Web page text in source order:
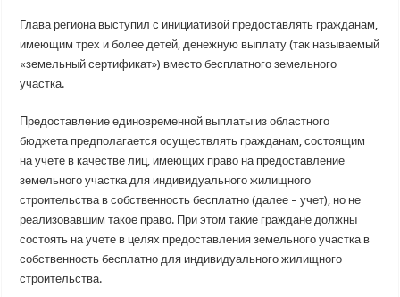
Глава региона выступил с инициативой предоставлять гражданам,
имеющим трех и более детей, денежную выплату (так называемый
«земельный сертификат») вместо бесплатного земельного
участка.
Предоставление единовременной выплаты из областного
бюджета предполагается осуществлять гражданам, состоящим
на учете в качестве лиц, имеющих право на предоставление
земельного участка для индивидуального жилищного
строительства в собственность бесплатно (далее – учет), но не
реализовавшим такое право. При этом такие граждане должны
состоять на учете в целях предоставления земельного участка в
собственность бесплатно для индивидуального жилищного
строительства.